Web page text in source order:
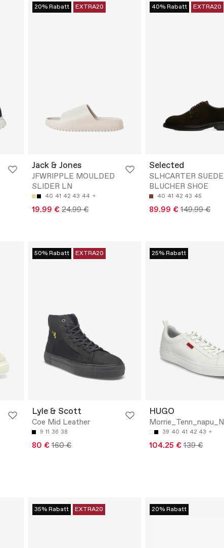
20% Rabatt EXTRA20
Jack & Jones
JFWRIPPLE MOULDED
SLIDER LN
40 41 42 43 44
19.99 € 24.99 €
40% Rabatt EXTRA20
Selected
SLHCARTER SUEDE
BLUCHER SHOE
40 41 42 43 45
89.99 € 149.99 €
50% Rabatt EXTRA20
Lyle & Scott
Coe Mid Leather
9 11 36 38
80 € 160 €
25% Rabatt
HUGO
Morrie_Tenn_napu_N
39 40 41 42 43
104.25 € 139 €
35% Rabatt EXTRA20 20% Rabatt